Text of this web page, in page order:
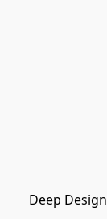
Deep Design